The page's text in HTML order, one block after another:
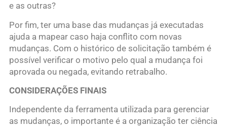
e as outras?
Por fim, ter uma base das mudanças já executadas
ajuda a mapear caso haja conflito com novas
mudanças. Com o histórico de solicitação também é
possível verificar o motivo pelo qual a mudança foi
aprovada ou negada, evitando retrabalho.
CONSIDERAÇÕES FINAIS
Independente da ferramenta utilizada para gerenciar
as mudanças, o importante é a organização ter ciência